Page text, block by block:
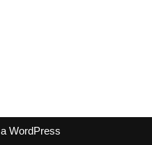
WordPress